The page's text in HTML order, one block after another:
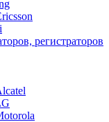
регистраторов